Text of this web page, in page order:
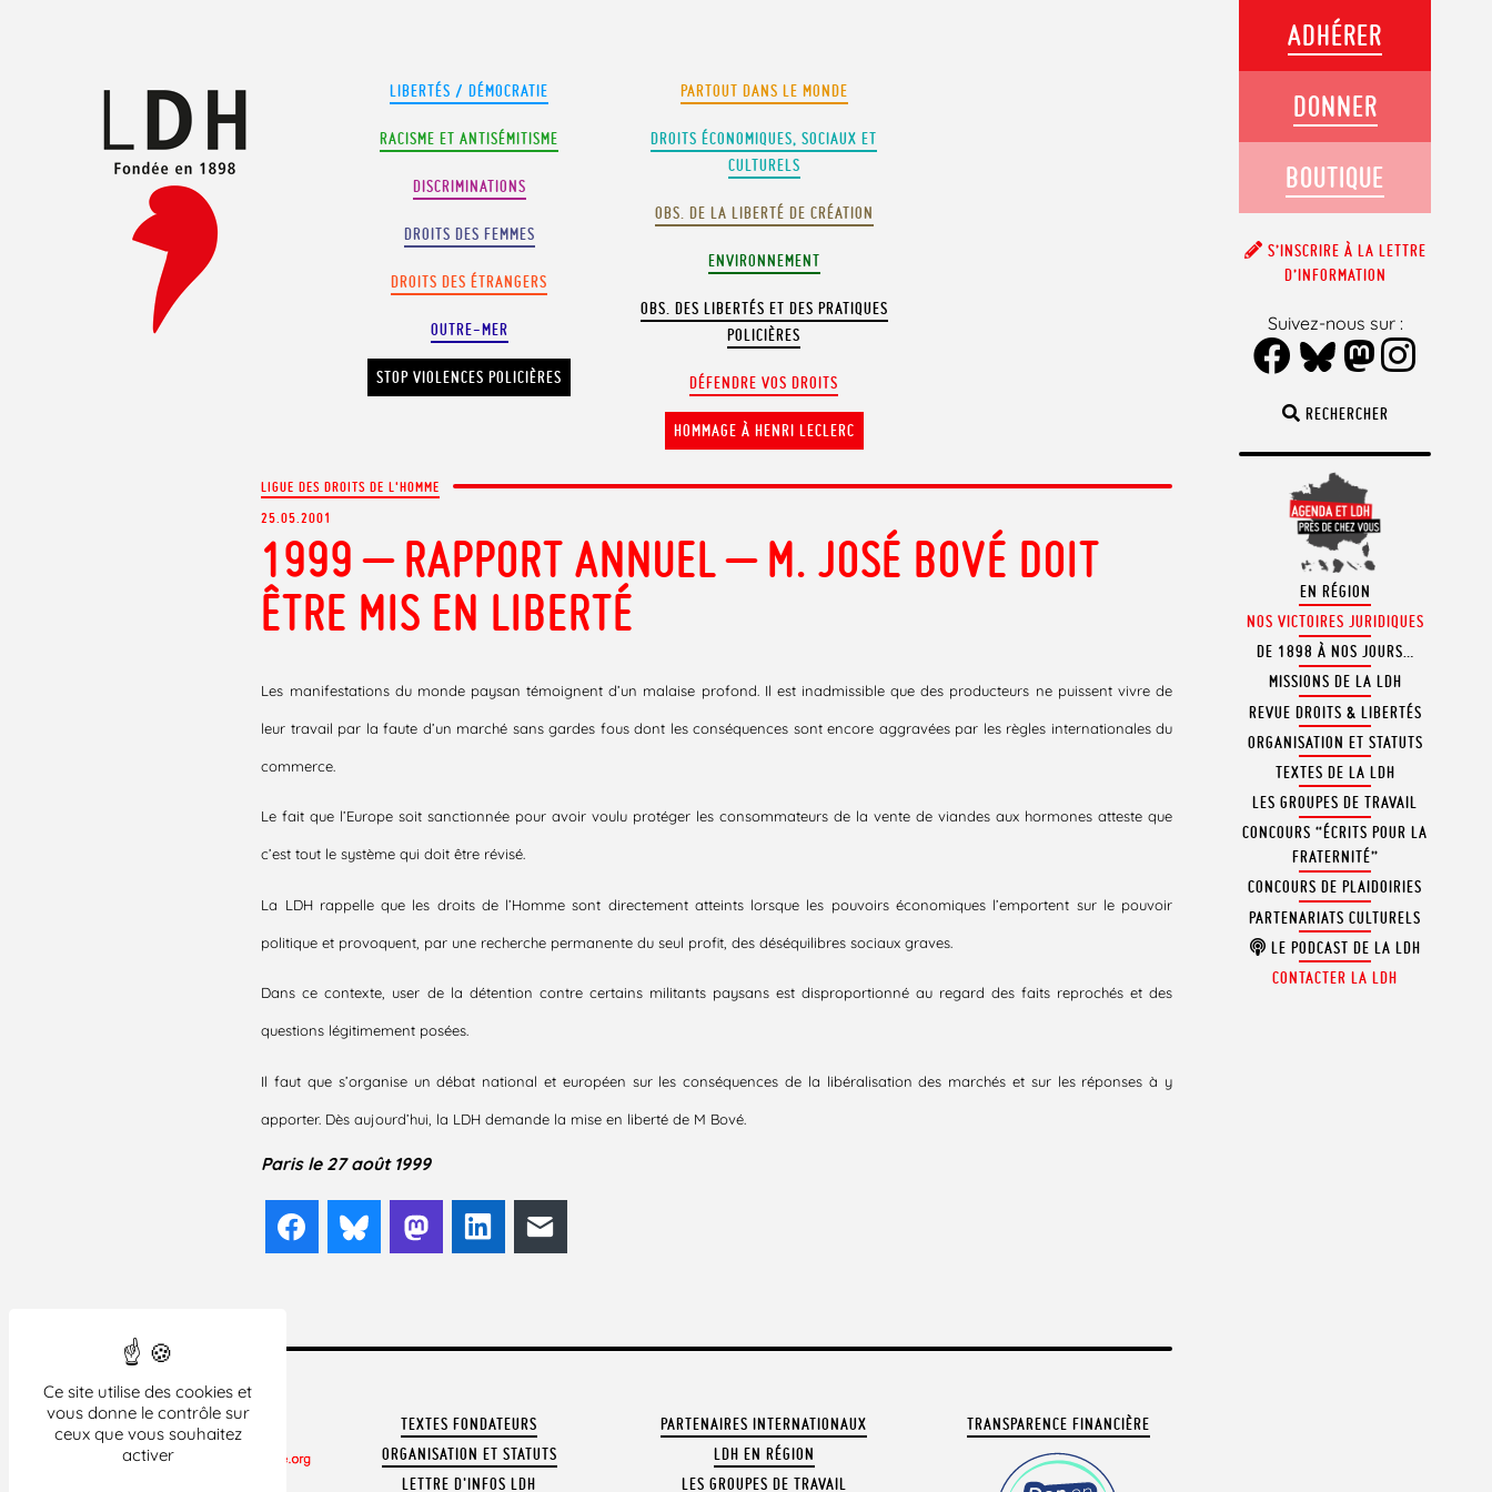
Ce site utilise des cookies et
vous donne le contrôle sur
ceux que vous souhaitez
activer
LIBERTÉS / DÉMOCRATIE
RACISME ET ANTISÉMITISME
DISCRIMINATIONS
DROITS DES FEMMES
DROITS DES ÉTRANGERS
OUTRE-MER
STOP VIOLENCES POLICIÈRES
PARTOUT DANS LE MONDE
DROITS ÉCONOMIQUES, SOCIAUX ET
CULTURELS
OBS. DE LA LIBERTÉ DE CRÉATION
ENVIRONNEMENT
OBS. DES LIBERTÉS ET DES PRATIQUES
POLICIÈRES
DÉFENDRE VOS DROITS
HOMMAGE À HENRI LECLERC
LIGUE DES DROITS DE L'HOMME
25.05.2001
1999 – RAPPORT ANNUEL – M. JOSÉ BOVÉ DOIT
ÊTRE MIS EN LIBERTÉ
Les manifestations du monde paysan témoignent d’un malaise profond. Il est inadmissible que des producteurs ne puissent vivre de
leur travail par la faute d’un marché sans gardes fous dont les conséquences sont encore aggravées par les règles internationales du
commerce.
Le fait que l’Europe soit sanctionnée pour avoir voulu protéger les consommateurs de la vente de viandes aux hormones atteste que
c’est tout le système qui doit être révisé.
La LDH rappelle que les droits de l’Homme sont directement atteints lorsque les pouvoirs économiques l’emportent sur le pouvoir
politique et provoquent, par une recherche permanente du seul profit, des déséquilibres sociaux graves.
Dans ce contexte, user de la détention contre certains militants paysans est disproportionné au regard des faits reprochés et des
questions légitimement posées.
Il faut que s’organise un débat national et européen sur les conséquences de la libéralisation des marchés et sur les réponses à y
apporter. Dès aujourd’hui, la LDH demande la mise en liberté de M Bové.
Paris le 27 août 1999
FacebookBlueskyMastodonLinkedIn
TEXTES FONDATEURS
ORGANISATION ET STATUTS
LETTRE D'INFOS LDH
PARTENAIRES INTERNATIONAUX
LDH EN RÉGION
LES GROUPES DE TRAVAIL
TRANSPARENCE FINANCIÈRE
RECHERCHER
EN RÉGION
NOS VICTOIRES JURIDIQUES
DE 1898 À NOS JOURS…
MISSIONS DE LA LDH
REVUE DROITS & LIBERTÉS
ORGANISATION ET STATUTS
TEXTES DE LA LDH
LES GROUPES DE TRAVAIL
CONCOURS “ÉCRITS POUR LA
FRATERNITÉ”
CONCOURS DE PLAIDOIRIES
PARTENARIATS CULTURELS
LE PODCAST DE LA LDH
CONTACTER LA LDH
ADHÉRER
DONNER
BOUTIQUE
S’INSCRIRE À LA LETTRE
D’INFORMATION
Suivez-nous sur :